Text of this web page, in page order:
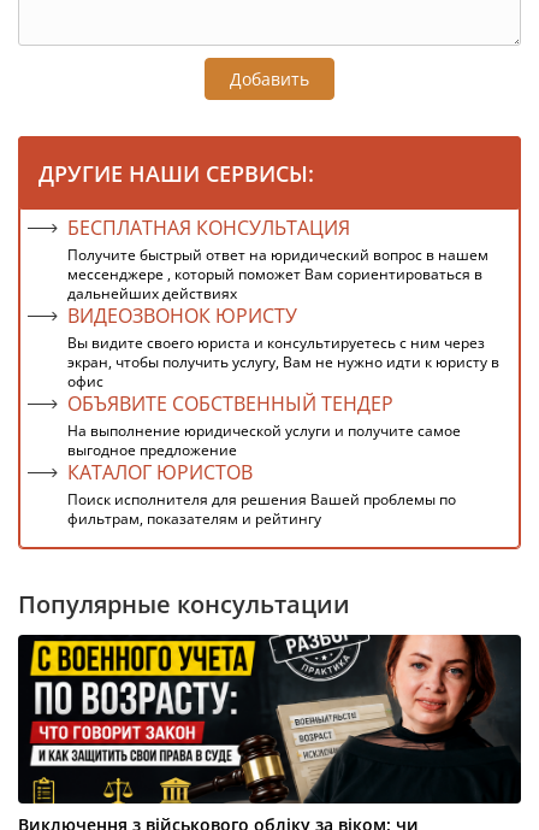
Добавить
ДРУГИЕ НАШИ СЕРВИСЫ:
БЕСПЛАТНАЯ КОНСУЛЬТАЦИЯ
Получите быстрый ответ на юридический вопрос в нашем
мессенджере , который поможет Вам сориентироваться в
дальнейших действиях
ВИДЕОЗВОНОК ЮРИСТУ
Вы видите своего юриста и консультируетесь с ним через
экран, чтобы получить услугу, Вам не нужно идти к юристу в
офис
ОБЪЯВИТЕ СОБСТВЕННЫЙ ТЕНДЕР
На выполнение юридической услуги и получите самое
выгодное предложение
КАТАЛОГ ЮРИСТОВ
Поиск исполнителя для решения Вашей проблемы по
фильтрам, показателям и рейтингу
Популярные консультации
Виключення з військового обліку за віком: чи